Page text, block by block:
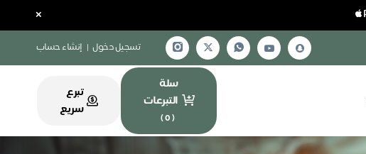
×
تسجيل دخول | إنشاء حساب
سلة
التبرعات
(
0
)
تبرع
سريع